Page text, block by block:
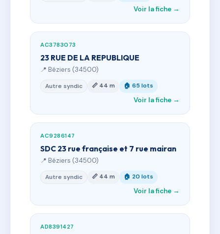
Voir la fiche →
AC3783073
23 RUE DE LA REPUBLIQUE
📍 Béziers (34500)
Autre syndic 📏 44 m 🏠 65 lots
Voir la fiche →
AC9286147
SDC 23 rue française et 7 rue mairan
📍 Béziers (34500)
Autre syndic 📏 44 m 🏠 20 lots
Voir la fiche →
AD8391427